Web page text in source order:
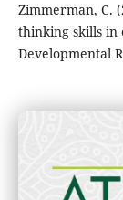
Zimmerman, C.
thinking skills in
Developmental